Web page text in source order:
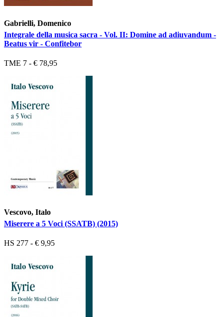
Gabrielli, Domenico
Integrale della musica sacra - Vol. II: Domine ad adiuvandum -
Beatus vir - Confitebor
TME 7 - € 78,95
Vescovo, Italo
Miserere a 5 Voci (SSATB) (2015)
HS 277 - € 9,95